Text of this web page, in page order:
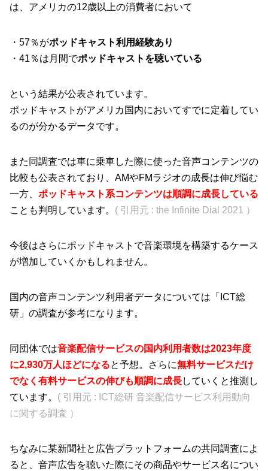
は、アメリカの12歳以上の消費者において
・57％がポッドキャスト利用経験あり
・41％は月間でポッドキャストを聴いている
という結果が公表されています。
ポッドキャストがアメリカ国内においてすでに定着してい
るのが分かるデータです。
また同調査では車に乗車した際に使った音声コンテンツの
比較も公表されており、AMやFMラジオの成長は伸び悩む
一方、 ポッドキャスト系コンテンツは順調に成長している
ことも判明しています。 ( 引用元 : the Infinite Dial 2021 ）
今後はさらにポッドキャストで音楽環境を構築するケース
が増加していくかもしれません。
国内の音声コンテンツ利用者データについては「ICT総
研」の調査が参考になります。
同団体では音楽配信サービスの国内利用者数は2023年度
に2,930万人ほどになると予想。さらに無料サービスだけ
でなく 有料サービスの伸びも順調に成長していくと推測し
ています。 ( 引用元 : ICT総研 音楽配信サービス利用動向
に関する調査 ）
ちなみに某新聞社と広告プラットフォームの共同調査によ
ると、音声広告を聴いた際にその商品やサービス名につい